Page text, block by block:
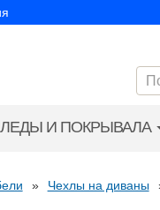
И ПОКРЫВАЛА
» Чехлы на диваны